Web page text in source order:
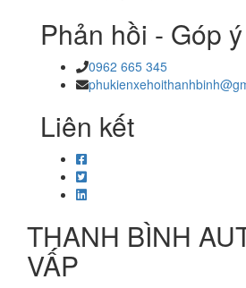
Phản hồi - Góp ý
0962 665 345
Liên kết
THANH BÌNH
VẤP